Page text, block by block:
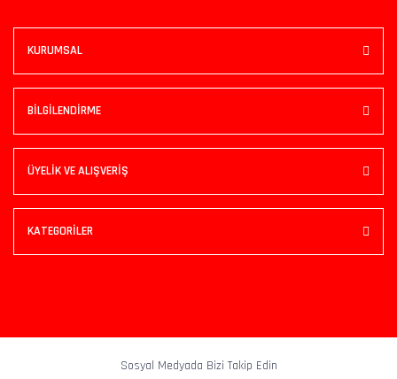
KURUMSAL
BİLGİLENDİRME
ÜYELİK VE ALIŞVERİŞ
KATEGORİLER
Sosyal Medyada Bizi Takip Edin